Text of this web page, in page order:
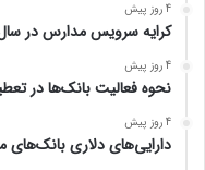
4 روز پیش
کرایه سرویس مدارس در سال تحصیلی
4 روز پیش
نحوه فعالیت بانک‌ها در تعطیلی ۳ روزه
4 روز پیش
دارایی‌های دلاری